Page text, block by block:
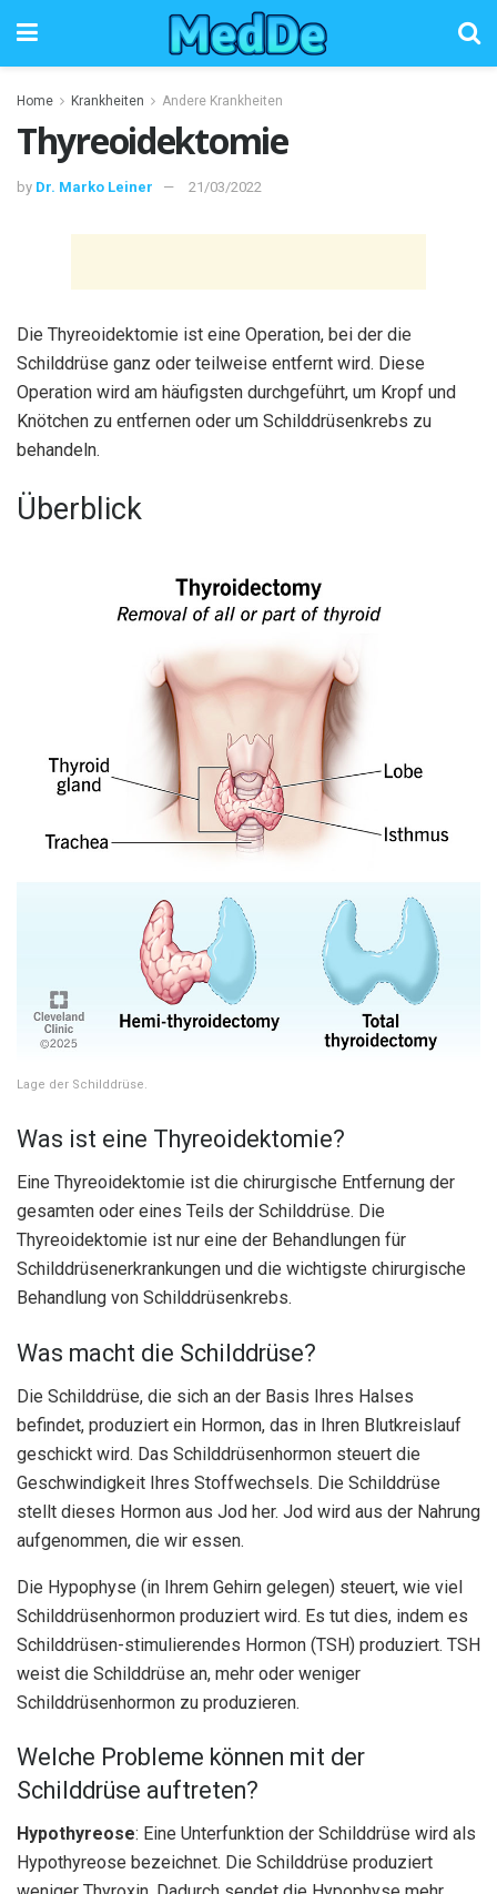
Home Krankheiten Andere Krankheiten
Thyreoidektomie
by Dr. Marko Leiner 21/03/2022
Die Thyreoidektomie ist eine Operation, bei der die
Schilddrüse ganz oder teilweise entfernt wird. Diese
Operation wird am häufigsten durchgeführt, um Kropf und
Knötchen zu entfernen oder um Schilddrüsenkrebs zu
behandeln.
Überblick
Lage der Schilddrüse.
Was ist eine Thyreoidektomie?
Eine Thyreoidektomie ist die chirurgische Entfernung der
gesamten oder eines Teils der Schilddrüse. Die
Thyreoidektomie ist nur eine der Behandlungen für
Schilddrüsenerkrankungen und die wichtigste chirurgische
Behandlung von Schilddrüsenkrebs.
Was macht die Schilddrüse?
Die Schilddrüse, die sich an der Basis Ihres Halses
befindet, produziert ein Hormon, das in Ihren Blutkreislauf
geschickt wird. Das Schilddrüsenhormon steuert die
Geschwindigkeit Ihres Stoffwechsels. Die Schilddrüse
stellt dieses Hormon aus Jod her. Jod wird aus der Nahrung
aufgenommen, die wir essen.
Die Hypophyse (in Ihrem Gehirn gelegen) steuert, wie viel
Schilddrüsenhormon produziert wird. Es tut dies, indem es
Schilddrüsen-stimulierendes Hormon (TSH) produziert. TSH
weist die Schilddrüse an, mehr oder weniger
Schilddrüsenhormon zu produzieren.
Welche Probleme können mit der
Schilddrüse auftreten?
Hypothyreose: Eine Unterfunktion der Schilddrüse wird als
Hypothyreose bezeichnet. Die Schilddrüse produziert